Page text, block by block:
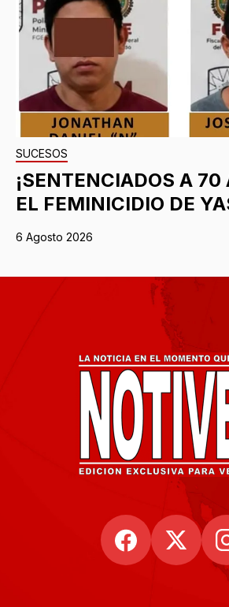
SUCESOS
¡SENTENCIADOS A 70
EL FEMINICIDIO DE
6 Agosto 2026